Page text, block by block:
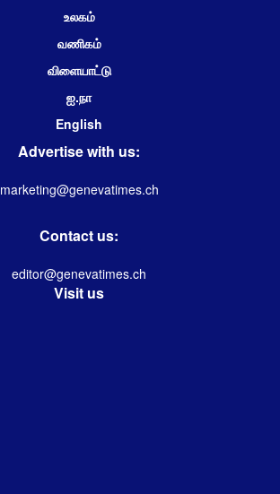
உலகம்
வணிகம்
விளையாட்டு
ஐ.நா
English
Advertise with us:
marketing@genevatimes.ch
Contact us:
editor@genevatimes.ch
Visit us